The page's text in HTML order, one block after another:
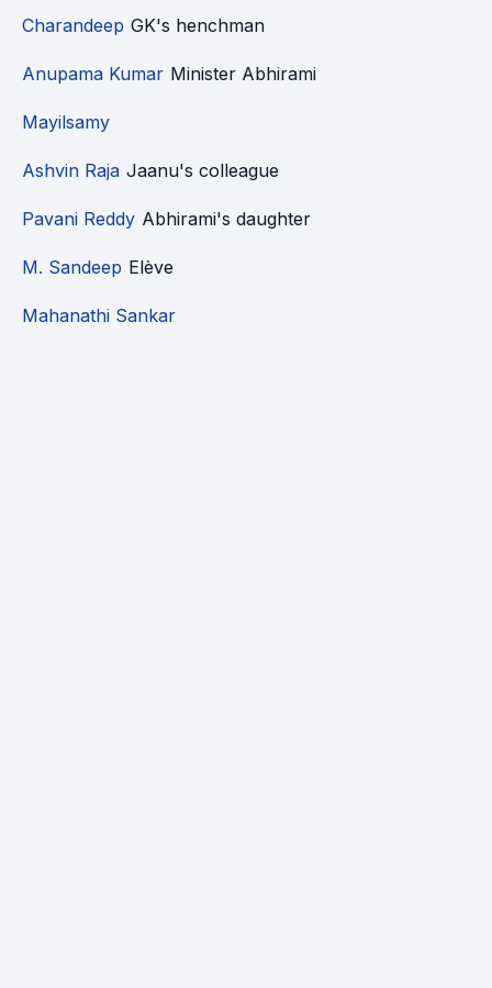
Charandeep GK's henchman
Anupama Kumar Minister Abhirami
Mayilsamy
Ashvin Raja Jaanu's colleague
Pavani Reddy Abhirami's daughter
M. Sandeep Elève
Mahanathi Sankar